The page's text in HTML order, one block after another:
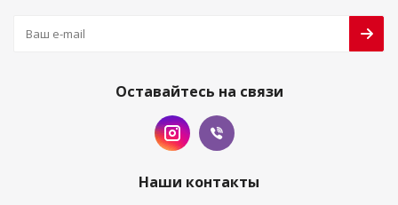
Оставайтесь на связи
Наши контакты